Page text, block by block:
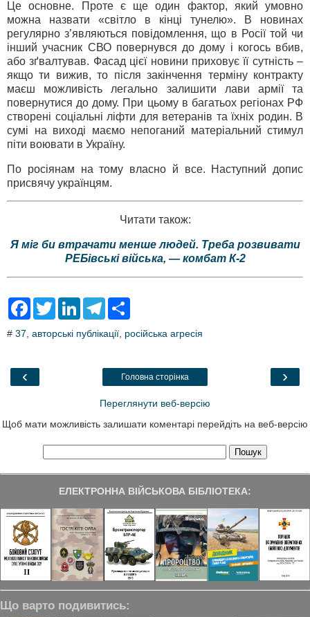
Це основне. Проте є ще один фактор, який умовно
можна назвати «світло в кінці тунелю». В новинах
регулярно з’являються повідомлення, що в Росії той чи
інший учасник СВО повернувся до дому і когось вбив,
або зґвалтував. Фасад цієї новини приховує її сутність –
якщо ти вижив, то після закінчення терміну контракту
маєш можливість легально залишити лави армії та
повернутися до дому. При цьому в багатьох регіонах РФ
створені соціальні ліфти для ветеранів та їхніх родин. В
сумі на виході маємо непоганий матеріальний стимул
піти воювати в Україну.
По росіянам на тому власно й все. Наступний допис
присвячу українцям.
Читати також:
Я міг би втрачати менше людей. Треба розвивати
РЕБівські війська, — комбат К-2
F
e
o
T
t
L
k
T
e
a
r
# 37 авторські публікації російська агресія
‹ ›
Головна сторінка
Переглянути веб-версію
Щоб мати можливість залишати коментарі перейдіть на веб-версію
ЕЛЕКТРОННА ВІЙСЬКОВА БІБЛІОТЕКА:
Що варто подивитись: